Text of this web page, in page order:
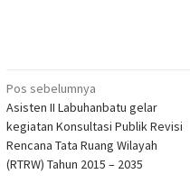
Navigasi
pos
Pos sebelumnya
Asisten II Labuhanbatu gelar
kegiatan Konsultasi Publik Revisi
Rencana Tata Ruang Wilayah
(RTRW) Tahun 2015 – 2035